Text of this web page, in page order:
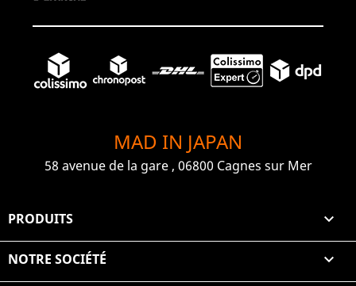
MAD IN JAPAN
58 avenue de la gare , 06800 Cagnes sur Mer
PRODUITS 
NOTRE SOCIÉTÉ 